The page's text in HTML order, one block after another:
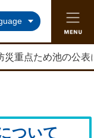
ージ
災重点ため池の公表
ついて